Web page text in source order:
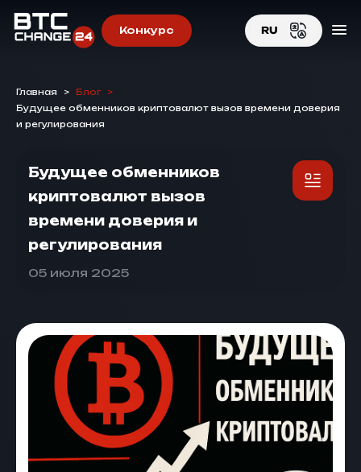
Конкурс RU
RU
Главная > Блог
>
Будущее обменников криптовалют вызов времени доверия
и регулирования
Будущее обменников
криптовалют вызов
времени доверия и
регулирования
05 июля 2025